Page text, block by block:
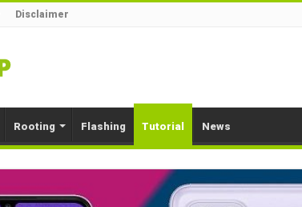
Disclaimer
Rooting Flashing Tutorial News